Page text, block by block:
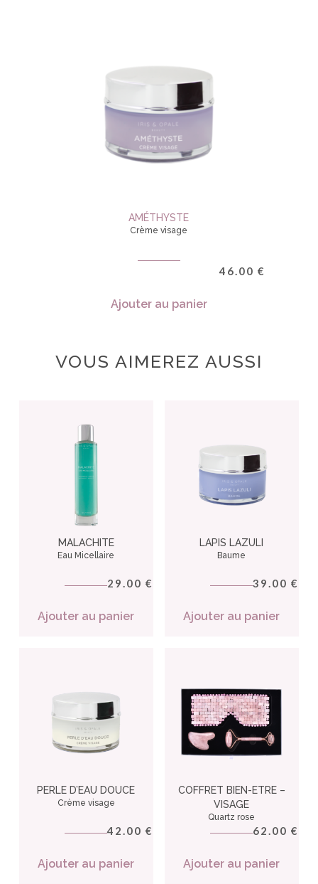
AMÉTHYSTE
Crème visage
46.00 €
Ajouter au panier
VOUS AIMEREZ AUSSI
MALACHITE
Eau Micellaire
29.00 €
Ajouter au panier
LAPIS LAZULI
Baume
39.00 €
Ajouter au panier
PERLE D’EAU DOUCE
Crème visage
42.00 €
Ajouter au panier
COFFRET BIEN-ETRE –
VISAGE
Quartz rose
62.00 €
Ajouter au panier